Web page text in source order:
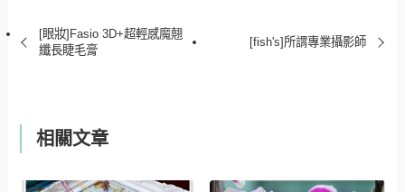
[眼妝]Fasio 3D+超輕感魔翹
纖長睫毛膏
[fish's]所謂專業攝影師
相關文章